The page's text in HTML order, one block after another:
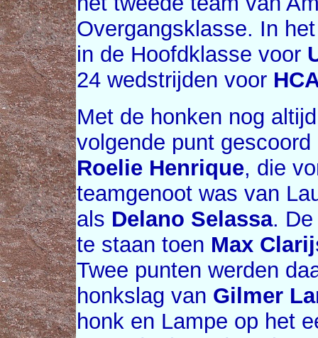
Overgangsklasse. In
in de Hoofdklasse voor
24 wedstrijden voor
Met de honken nog
volgende punt
Roelie Henrique, die
teamgenoot was van
als Delano Selassa. De
te staan toen Max
Twee punten werden
honkslag van Gilmer
honk en Lampe op het